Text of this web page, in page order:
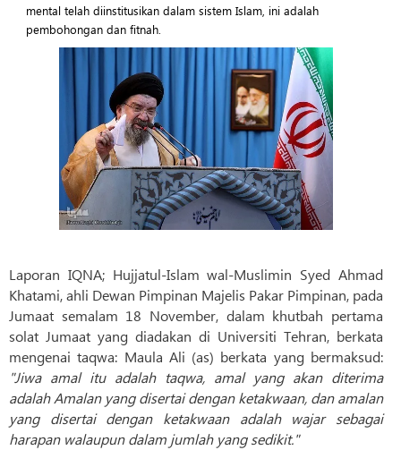
mental telah diinstitusikan dalam sistem Islam, ini adalah
pembohongan dan fitnah.
Laporan IQNA; Hujjatul-Islam wal-Muslimin Syed Ahmad
Khatami, ahli Dewan Pimpinan Majelis Pakar Pimpinan, pada
Jumaat semalam 18 November, dalam khutbah pertama
solat Jumaat yang diadakan di Universiti Tehran, berkata
mengenai taqwa: Maula Ali (as) berkata yang bermaksud:
"Jiwa amal itu adalah taqwa, amal yang akan diterima
adalah Amalan yang disertai dengan ketakwaan, dan amalan
yang disertai dengan ketakwaan adalah wajar sebagai
harapan walaupun dalam jumlah yang sedikit."